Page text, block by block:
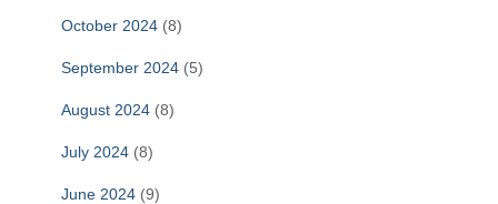
October 2024 (8)
September 2024 (5)
August 2024 (8)
July 2024 (8)
June 2024 (9)